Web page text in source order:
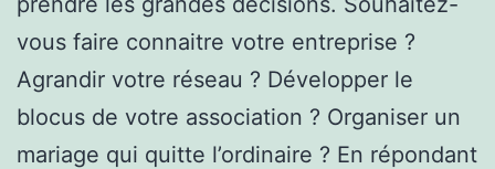
vous faire connaitre votre entreprise ?
Agrandir votre réseau ? Développer le
blocus de votre association ? Organiser un
mariage qui quitte l’ordinaire ? En répondant